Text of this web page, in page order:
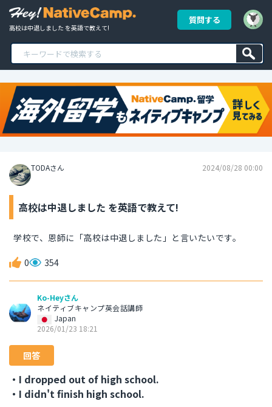
高校は中退しました を英語で教えて!
質問する
TODAさん 2024/08/28 00:00
高校は中退しました を英語で教えて!
学校で、恩師に「高校は中退しました」と言いたいです。
0 354
Ko-Heyさん
ネイティブキャンプ英会話講師
Japan
2026/01/23 18:21
回答
・I dropped out of high school.
・I didn't finish high school.